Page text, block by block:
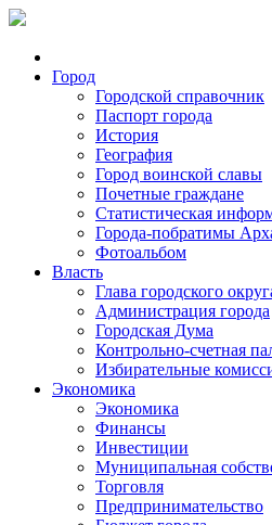
Город
Городской справочник
Паспорт города
История
География
Город воинской славы
Почетные граждане
Статистическая
Города-побратимы
Фотоальбом
Власть
Глава городского
Администрация города
Городская Дума
Контрольно-счетная
Избирательные
Экономика
Экономика
Финансы
Инвестиции
Муниципальная
Торговля
Предпринимательство